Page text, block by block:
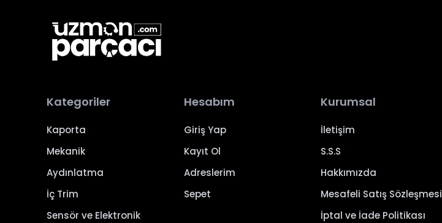
Kategoriler
Kaporta
Mekanik
Aydınlatma
İç Trim
Sensör ve Elektronik
Hesabım
Giriş Yap
Kayıt Ol
Adreslerim
Sepet
Kurumsal
İletişim
S.S.S
Hakkımızda
Mesafeli Satış Sözleşmesi
İptal ve İade Politikası